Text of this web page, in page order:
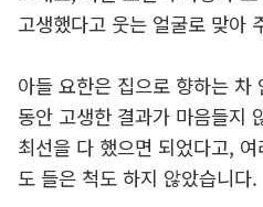
고생했다고 웃는 얼굴로 맞아
아들 요한은 집으로 향하는
동안 고생한 결과가 마음들지
최선을 다 했으면 되었다고,
도 들은 척도 하지 않았습니다.